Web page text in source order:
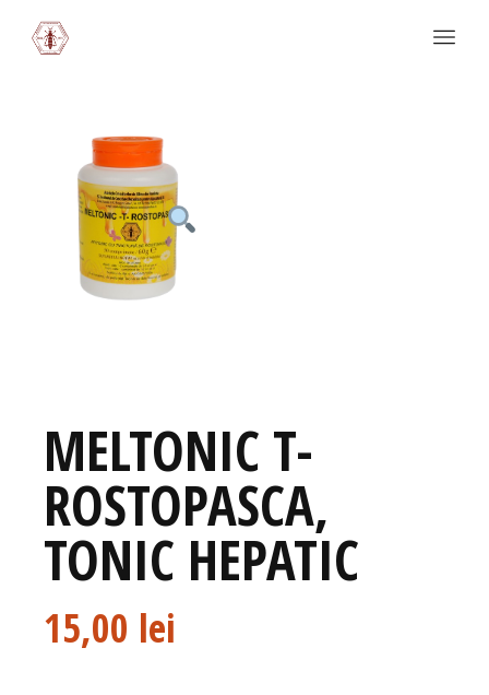
MELTONIC T-
ROSTOPASCA,
TONIC HEPATIC
15,00 lei